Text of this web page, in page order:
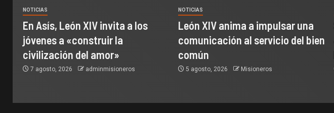
NOTICIAS
En Asís, León XIV invita a los
jóvenes a «construir la
civilización del amor»
7 agosto, 2026 adminmisioneros
NOTICIAS
León XIV anima a impulsar una
comunicación al servicio del bien
común
5 agosto, 2026 Misioneros